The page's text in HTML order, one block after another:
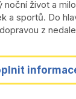
noční život a
a sportů. Do
z